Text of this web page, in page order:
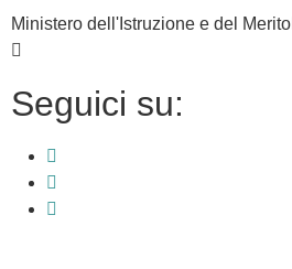
Ministero dell'Istruzione e del Merito
Seguici su: